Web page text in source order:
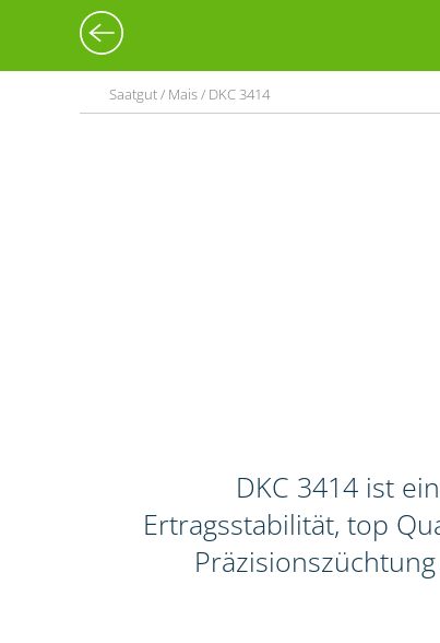
Saatgut / Mais / DKC 3414
DKC 3414 ist
Ertragsstabilität, top